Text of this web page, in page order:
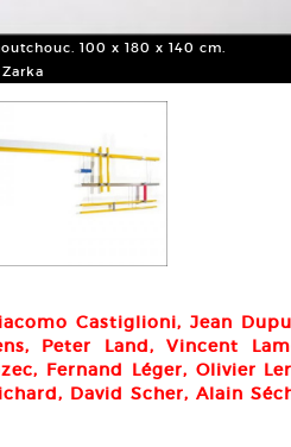
100 x 180 x 140 cm.
Castiglioni, Jean
Peter Land, Vincent
Fernand Léger, Olivier
David Scher, Alain